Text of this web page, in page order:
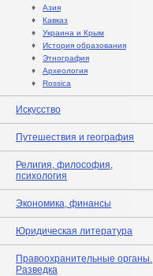
♦ Азия
♦ Кавказ
♦ Украина и Крым
♦ История образования
♦ Этнография
♦ Археология
♦ Rossica
Искусство
Путешествия и география
Религия, философия,
психология
Экономика, финансы
Юридическая литература
Правоохранительные органы.
Разведка